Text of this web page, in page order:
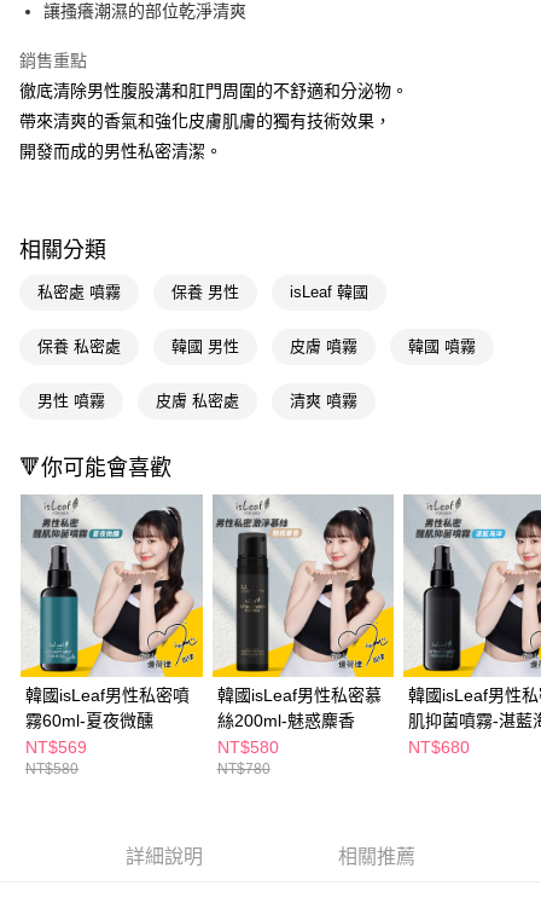
悠遊付
Google Pay
【關於「AFTEE先享後付」】
２．便利：只要手機號碼，簡訊認證，即可結帳。
１．於結帳方式選擇「AFTEE先享後付」後，將跳轉至「AFTEE先享後付」
３．收到繳費通知簡訊後14天內，點擊此簡訊中的連結，可透過四大超商／
購買商品的店家。未經商家同意取消之訂單仍視為有效，需透過AFTEE先享
後付繳納相關費用。
※ 交易是否成功請以「AFTEE先享後付 」之結帳頁面顯示為準，若有關於
是否繳費成功／繳費後需取消欲退款等相關疑問，請聯繫「AFTEE先享後付
客戶支援中心」
https://netprotections.freshdesk.com/support/home
【注意事項】
１．透過由恩沛科技股份有限公司提供之「AFTEE先享後付」服務完成之交
易，需依本服務之必要範圍內提供個人資料，並將交易相關給付款項請求債
權轉讓予恩沛科技股份有限公司。
２．關於個人資料處理事宜，請瀏覽以下網址：
https://aftee.tw/terms/#terms3
３．未成年的使用者請事先徵得法定代理人或監護人之同意方可使用
「AFTEE先享後付」，若未經同意申辦者引起之損失，本公司不負相關責
任。
５．嚴禁一人註冊多個帳號或使用他人資訊註冊。若發現惡意使用之情形，
運送方式
全家取貨付款
付款後全家取貨
每筆NT$65，滿NT$390(含以上)免運費
每筆NT$65，滿NT$490(含以上)免運費
付款後萊爾富取貨
每筆NT$65，滿NT$490(含以上)免運費
7-11取貨付款
每筆NT$65，滿NT$490(含以上)免運費
付款後7-11取貨
每筆NT$65，滿NT$490(含以上)免運費
宅配(本島)
每筆NT$100，滿NT$790(含以上)免運費
每筆NT$80，滿NT$290(含以上)免運費
讓搔癢潮濕的部位乾淨清爽
銷售重點
徹底清除男性腹股溝和肛門周圍的不舒適和分泌物。
帶來清爽的香氣和強化皮膚肌膚的獨有技術效果，
開發而成的男性私密清潔。
相關分類
私密處 噴霧 保養 男性 isLeaf 韓國
保養 私密處 韓國 男性 皮膚 噴霧 韓國 噴霧
男性 噴霧 皮膚 私密處 清爽 噴霧
🔻你可能會喜歡
韓國isLeaf男性私密噴
霧60ml-夏夜微醺
NT$569
NT$580
韓國isLeaf男性私密慕
絲200ml-魅惑麋香
NT$580
NT$780
韓國isLeaf男性
肌抑菌噴霧-湛藍
60ml
NT$680
詳細說明 相關推薦